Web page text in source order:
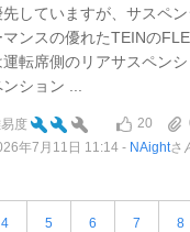
先していますが、サスペ
マンスの優れたTEINの
運転席側のリアサスペン
ンション ...
度 20
年7月11日 11:14
NAightさ
4 5 6 7 8